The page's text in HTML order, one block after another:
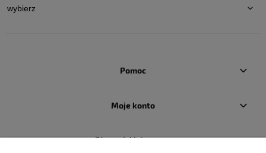
Pomoc
Moje konto
Płatności i dostawa